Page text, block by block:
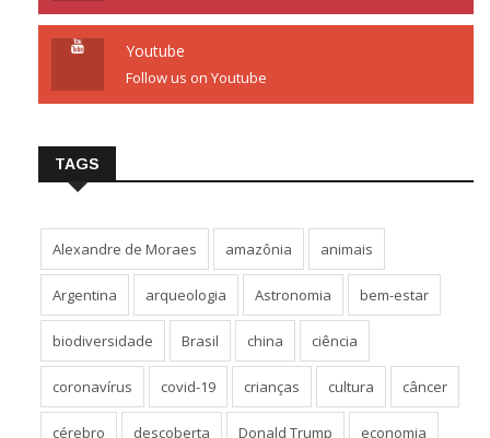
Youtube
Follow us on Youtube
TAGS
Alexandre de Moraes amazônia animais
Argentina arqueologia Astronomia bem-estar
biodiversidade Brasil china ciência
coronavírus covid-19 crianças cultura câncer
cérebro descoberta Donald Trump economia